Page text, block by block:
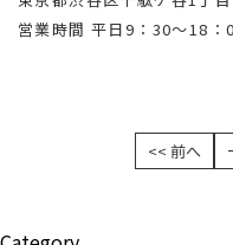
営業時間 平日9：30～18
<< 前へ